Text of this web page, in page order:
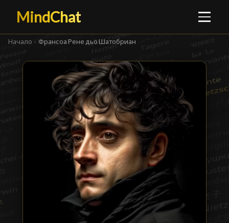
MindChat
Начало › Франсоа Рене дьо Шатобриан